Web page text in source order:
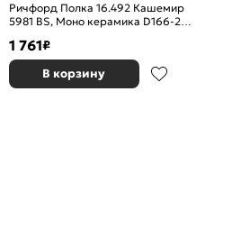
Ричфорд Полка 16.492 Кашемир
5981 BS, Моно керамика D166-2
1 761₽
В корзину